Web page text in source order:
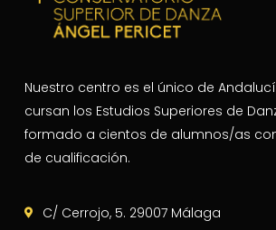
Nuestro centro es el único de
cursan los Estudios Superiores de
formado a cientos de alumnos/as
de cualificación.
C/ Cerrojo, 5. 29007 Málaga